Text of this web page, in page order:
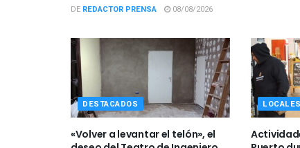
DE REDACTOR PRENSA 08/08/2026
DESTACADOS
«Volver a levantar el telón», el
LOCALES